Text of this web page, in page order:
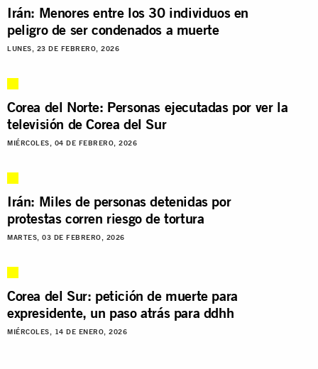
Irán: Menores entre los 30 individuos en
peligro de ser condenados a muerte
LUNES, 23 DE FEBRERO, 2026
Corea del Norte: Personas ejecutadas por ver la
televisión de Corea del Sur
MIÉRCOLES, 04 DE FEBRERO, 2026
Irán: Miles de personas detenidas por
protestas corren riesgo de tortura
MARTES, 03 DE FEBRERO, 2026
Corea del Sur: petición de muerte para
expresidente, un paso atrás para ddhh
MIÉRCOLES, 14 DE ENERO, 2026